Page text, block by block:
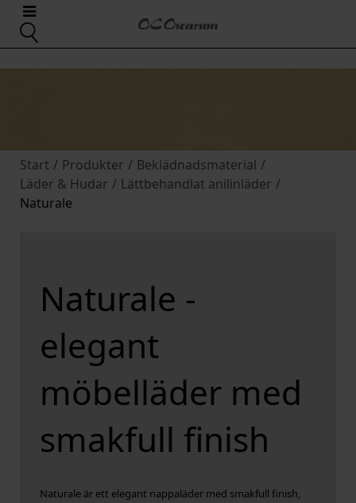
Start / Produkter / Beklädnadsmaterial /
Läder & Hudar / Lättbehandlat anilinläder /
Naturale
Naturale -
elegant
möbelläder med
smakfull finish
Naturale är ett elegant nappaläder med smakfull finish,